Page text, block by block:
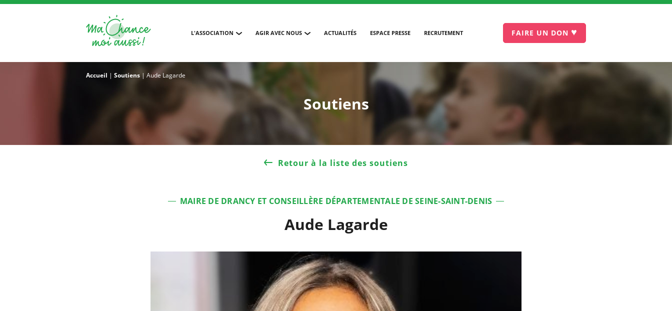
L'ASSOCIATION AGIR AVEC NOUS ACTUALITÉS ESPACE PRESSE RECRUTEMENT FAIRE UN DON ♥
Accueil | Soutiens | Aude Lagarde
Soutiens
Retour à la liste des soutiens
MAIRE DE DRANCY ET CONSEILLÈRE DÉPARTEMENTALE DE SEINE-SAINT-DENIS
Aude Lagarde